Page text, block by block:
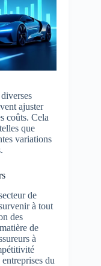
ajuster
coûts. Cela
que
variations
de
à tout
des
de
à
du